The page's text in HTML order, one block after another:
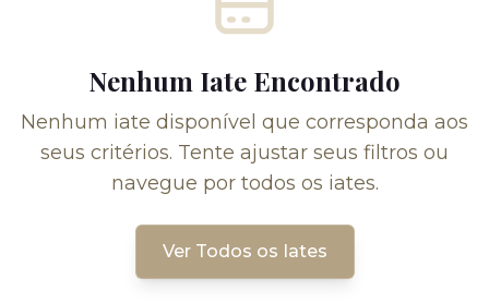
Nenhum Iate Encontrado
Nenhum iate disponível que corresponda aos
seus critérios. Tente ajustar seus filtros ou
navegue por todos os iates.
Ver Todos os Iates